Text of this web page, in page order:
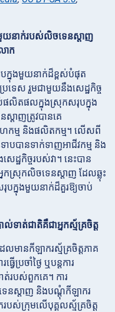
យនាក់របស់លិចទេនស្តាញ
ោក
នុងមួយនាក់ដ៏ខ្ពស់បំផុត
េស រួមជាមួយនឹងសេដ្ឋកិច្ច
ផលិតផលក្នុងស្រុកសរុបក្នុង
តាញត្រូវបានគេ
ាហកម្ម និងផលិតកម្ម។ លើសពី
ាបបានទាក់ទាញអាជីវកម្ម និង
ដ្ឋកិច្ចរបស់វា។ នេះបាន
កស្រុកលិចទេនស្តាញ ដែលឆ្លុះ
ក្នុងមួយនាក់ដ៏គួរឱ្យចាប់
ទាត់ជាតិគឺជាអ្នកស្ម័គ្រចិត្ត
លមានកីឡាករស្ម័គ្រចិត្តភាគ
ើប្រចាំថ្ងៃ ឬបន្តការ
ត់របស់ពួកគេ។ ការ
នស្តាញ និងបណ្តុំកីឡាករ
បស់ក្រុមលើបុគ្គលស្ម័គ្រចិត្ត